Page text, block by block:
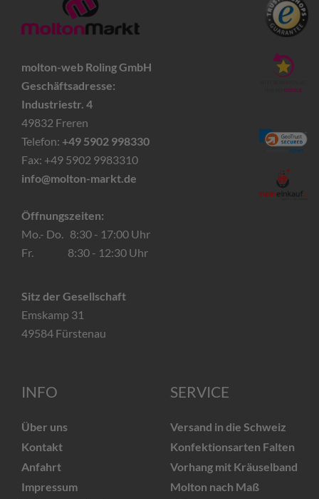
molton-web Roling GmbH
Geschäftsadresse:
Industriestr. 4
49832 Freren
Telefon: +49 5902 998330
Fax: +49 5902 9983310
info@molton-markt.de
Öffnungszeiten:
Mo.- Do. 8:30 - 17:00 Uhr
Fr. 8:30 - 12:30 Uhr
Sitz der Gesellschaft
Emskamp 31
49584 Fürstenau
INFO
Über uns
Kontakt
Anfahrt
Impressum
SERVICE
Versand in die Schweiz
Konfektionsarten Falten
Vorhang mit Kräuselband
Molton nach Maß